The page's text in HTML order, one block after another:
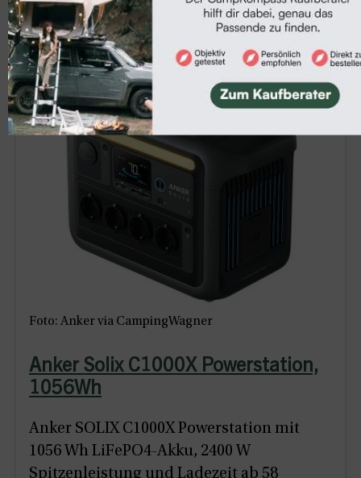
Foto: Anker via CampingWagner
Anker Solix C1000X Powerstation,
1056Wh
Anker SOLIX C1000X Powerstation mit
1056 Wh LiFePO4-Akku, 2400 W
Spitzenleistung und Ladezeit ab 58